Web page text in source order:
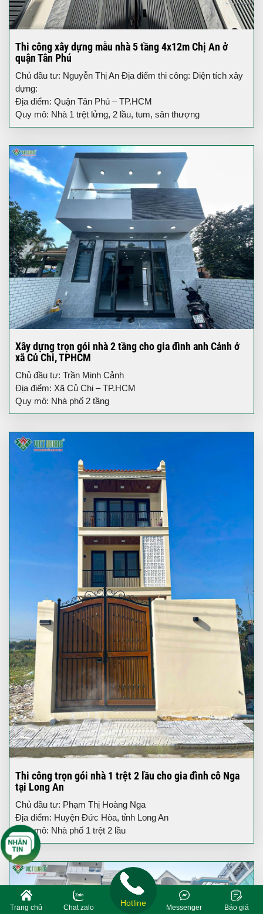
Thi công xây dựng mẫu nhà 5 tầng 4x12m Chị An ở
quận Tân Phú
Chủ đầu tư: Nguyễn Thị An Địa điểm thi công: Diện tích xây
dựng:
Địa điểm: Quận Tân Phú – TP.HCM
Quy mô: Nhà 1 trệt lửng, 2 lầu, tum, sân thượng
Xây dựng trọn gói nhà 2 tầng cho gia đình anh Cảnh ở
xã Củ Chi, TPHCM
Chủ đầu tư: Trần Minh Cảnh
Địa điểm: Xã Củ Chi – TP.HCM
Quy mô: Nhà phố 2 tầng
Thi công trọn gói nhà 1 trệt 2 lầu cho gia đình cô Nga
tại Long An
Chủ đầu tư: Phạm Thị Hoàng Nga
Địa điểm: Huyện Đức Hòa, tỉnh Long An
Quy mô: Nhà phố 1 trệt 2 lầu
Trang chủ Chat zalo Báo giá
Messenger
Hotline